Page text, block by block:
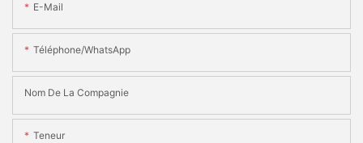
E-Mail
Téléphone/WhatsApp
Nom De La Compagnie
Teneur